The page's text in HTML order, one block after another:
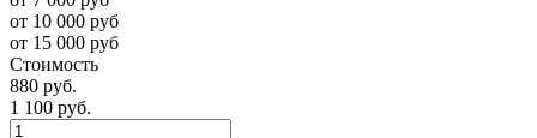
от 10 000 руб
от 15 000 руб
Стоимость
880 руб.
1 100 руб.